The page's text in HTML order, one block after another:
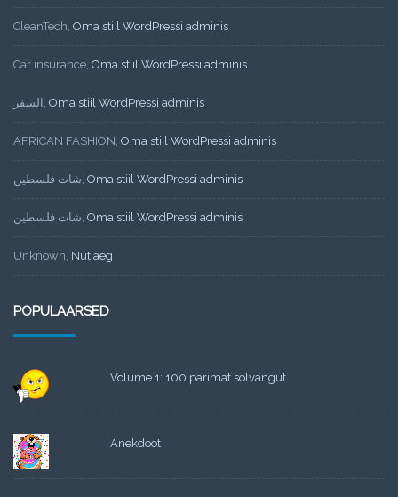
CleanTech Oma stiil WordPressi adminis
Car insurance Oma stiil WordPressi adminis
السفر Oma stiil WordPressi adminis
AFRICAN FASHION Oma stiil WordPressi adminis
شات فلسطين Oma stiil WordPressi adminis
شات فلسطين Oma stiil WordPressi adminis
Unknown Nutiaeg
POPULAARSED
Volume 1: 100 parimat solvangut
Anekdoot